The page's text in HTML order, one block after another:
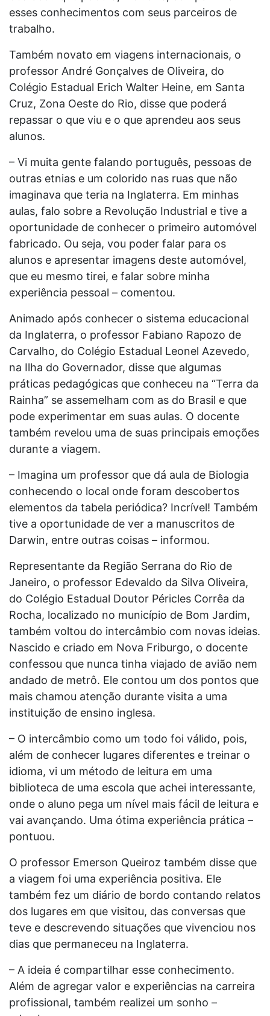
esses conhecimentos com seus parceiros de
trabalho.
Também novato em viagens internacionais, o
professor André Gonçalves de Oliveira, do
Colégio Estadual Erich Walter Heine, em Santa
Cruz, Zona Oeste do Rio, disse que poderá
repassar o que viu e o que aprendeu aos seus
alunos.
– Vi muita gente falando português, pessoas de
outras etnias e um colorido nas ruas que não
imaginava que teria na Inglaterra. Em minhas
aulas, falo sobre a Revolução Industrial e tive a
oportunidade de conhecer o primeiro automóvel
fabricado. Ou seja, vou poder falar para os
alunos e apresentar imagens deste automóvel,
que eu mesmo tirei, e falar sobre minha
experiência pessoal – comentou.
Animado após conhecer o sistema educacional
da Inglaterra, o professor Fabiano Rapozo de
Carvalho, do Colégio Estadual Leonel Azevedo,
na Ilha do Governador, disse que algumas
práticas pedagógicas que conheceu na “Terra da
Rainha” se assemelham com as do Brasil e que
pode experimentar em suas aulas. O docente
também revelou uma de suas principais emoções
durante a viagem.
– Imagina um professor que dá aula de Biologia
conhecendo o local onde foram descobertos
elementos da tabela periódica? Incrível! Também
tive a oportunidade de ver a manuscritos de
Darwin, entre outras coisas – informou.
Representante da Região Serrana do Rio de
Janeiro, o professor Edevaldo da Silva Oliveira,
do Colégio Estadual Doutor Péricles Corrêa da
Rocha, localizado no município de Bom Jardim,
também voltou do intercâmbio com novas ideias.
Nascido e criado em Nova Friburgo, o docente
confessou que nunca tinha viajado de avião nem
andado de metrô. Ele contou um dos pontos que
mais chamou atenção durante visita a uma
instituição de ensino inglesa.
– O intercâmbio como um todo foi válido, pois,
além de conhecer lugares diferentes e treinar o
idioma, vi um método de leitura em uma
biblioteca de uma escola que achei interessante,
onde o aluno pega um nível mais fácil de leitura e
vai avançando. Uma ótima experiência prática –
pontuou.
O professor Emerson Queiroz também disse que
a viagem foi uma experiência positiva. Ele
também fez um diário de bordo contando relatos
dos lugares em que visitou, das conversas que
teve e descrevendo situações que vivenciou nos
dias que permaneceu na Inglaterra.
– A ideia é compartilhar esse conhecimento.
Além de agregar valor e experiências na carreira
profissional, também realizei um sonho –